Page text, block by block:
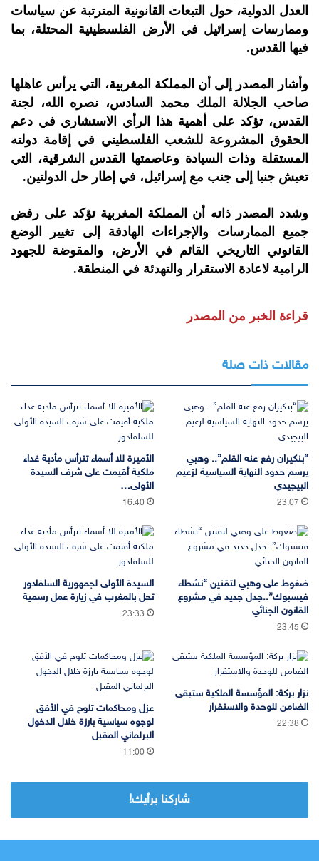
العدل الدولية، حول التبعات القانونية المترتبة عن سياسات
وممارسات إسرائيل في الأرض الفلسطينية المحتلة، بما
فيها القدس.
وأشار المصدر إلى أن المملكة المغربية، التي يرأس عاهلها
صاحب الجلالة الملك محمد السادس، نصره الله، لجنة
القدس، تؤكد على أهمية هذا الرأي الاستشاري في دعم
الحقوق المشروعة للشعب الفلسطيني في إقامة دولته
المستقلة وذات السيادة وعاصمتها القدس الشرقية، التي
تعيش جنبا إلى جنب مع إسرائيل، في إطار حل الدولتين.
وشدد المصدر ذاته أن المملكة المغربية تؤكد على رفض
جميع الممارسات والإجراءات الهادفة إلى تغيير الوضع
القانوني التاريخي القائم في الأرض، والمقوضة للجهود
الرامية لاعادة الاستقرار والتهدئة في المنطقة.
قراءة الخبر من المصدر
مقالات ذات صلة
“بنكيران رفع عنه القلم”.. وهبي
يرسم حدود النهاية السياسية لزعيم
البيجيدي
23:07
الأميرة للا أسماء تترأس مأدبة غداء
ملكية أقيمت على شرف السيدة
الأولى…
16:40
ضغوط على وهبي لتقنين “نشطاء
فيسبوك”..جدل جديد في مشروع
القانون الجنائي
23:45
السيدة الأولى لجمهورية السلفادور
تحل بالمغرب في زيارة عمل رسمية
23:33
نزار بركة: المؤسسة الملكية ستبقى
الضامن للوحدة والاستقرار
22:38
عزل ومحاكمات تلوح في الأفق
لوجوه سياسية بارزة خلال الدخول
البرلماني المقبل
11:00
شاركنا برأيك!